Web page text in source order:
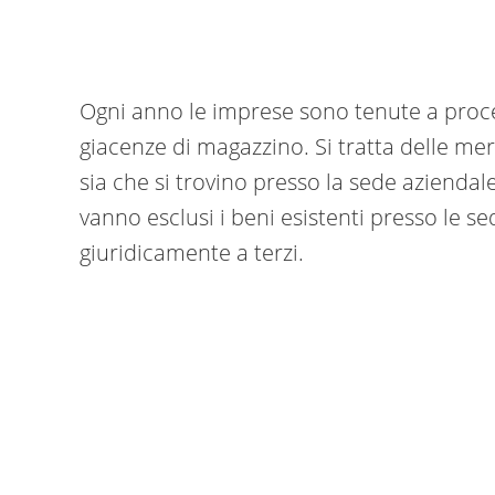
Ogni anno le imprese sono tenute a
giacenze di magazzino. Si tratta delle
sia che si trovino presso la sede
vanno esclusi i beni esistenti presso le
giuridicamente a terzi.